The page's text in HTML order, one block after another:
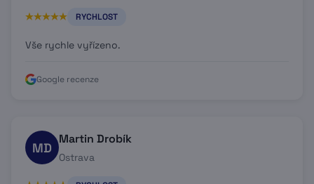
RYCHLOST
Vše rychle vyřízeno.
Google recenze
MD
Martin Drobík
Ostrava